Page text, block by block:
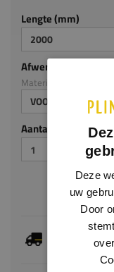
Lengte (mm)
2000
Afwerking
Materiaal: PS
VOORGELAKT
Aantal stuks
Dit
bedraagt
Deze
uw
Door